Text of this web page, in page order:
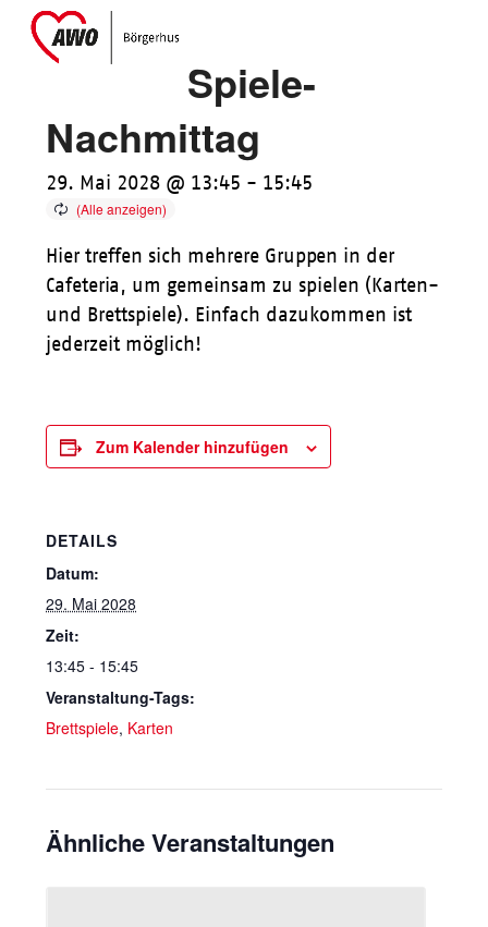
SkipOpen
mobile
Close
mobile
Spiele-
Nachmittag
29. Mai 2028 @ 13:45 - 15:45
Hier treffen sich mehrere Gruppen in der
Cafeteria, um gemeinsam zu spielen (Karten-
und Brettspiele). Einfach dazukommen ist
jederzeit möglich!
Zum Kalender hinzufügen
DETAILS
Datum:
29. Mai 2028
Zeit:
13:45 - 15:45
Veranstaltung-Tags:
Brettspiele, Karten
Ähnliche Veranstaltungen